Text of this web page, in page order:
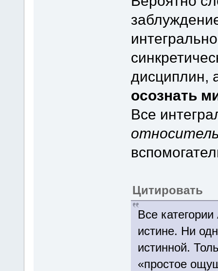
дисциплин,
осознать
Все
Цитировать
Все
истине. Ни
истинной.
«простое